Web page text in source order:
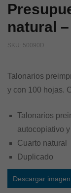
natural
SKU: 50090D
Talonarios
y con 100 hojas.
Talonarios
autocopiativo
Cuarto natural
Duplicado
Descargar imagen